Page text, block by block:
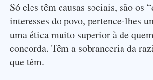
Só eles têm causas sociais, são os
interesses do povo, pertence-lhes
uma ética muito superior à de
concorda. Têm a sobranceria da
que têm.